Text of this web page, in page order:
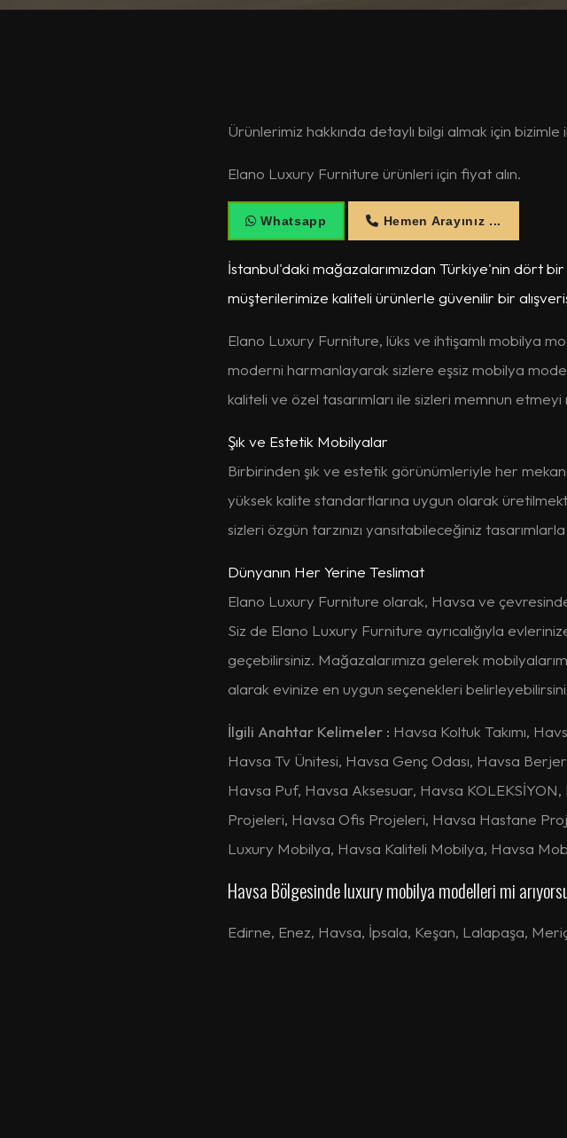
Ürünlerimiz hakkında detaylı bilgi almak için
Elano Luxury Furniture ürünleri için fiyat alın.
Whatsapp Hemen Arayınız ...
İstanbul'daki mağazalarımızdan Türkiye'nin dört
müşterilerimize kaliteli ürünlerle güvenilir bir
Elano Luxury Furniture, lüks ve ihtişamlı mobilya
moderni harmanlayarak sizlere eşsiz mobilya
kaliteli ve özel tasarımları ile sizleri memnun
Şık ve Estetik Mobilyalar
Birbirinden şık ve estetik görünümleriyle her
yüksek kalite standartlarına uygun olarak
sizleri özgün tarzınızı yansıtabileceğiniz
Dünyanın Her Yerine Teslimat
Elano Luxury Furniture olarak, Havsa ve
Siz de Elano Luxury Furniture ayrıcalığıyla
geçebilirsiniz. Mağazalarımıza gelerek
alarak evinize en uygun seçenekleri
İlgili Anahtar Kelimeler : Havsa Koltuk Takımı,
Havsa Tv Ünitesi, Havsa Genç Odası, Havsa
Havsa Puf, Havsa Aksesuar, Havsa
Projeleri, Havsa Ofis Projeleri, Havsa Hastane
Luxury Mobilya, Havsa Kaliteli Mobilya, Havsa
Havsa Bölgesinde luxury mobilya modelleri mi
Edirne, Enez, Havsa, İpsala, Keşan, Lalapaşa,